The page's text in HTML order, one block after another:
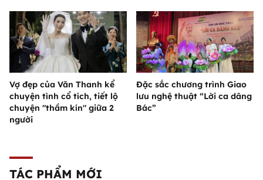
Vợ đẹp của Văn Thanh kể
chuyện tình cổ tích, tiết lộ
chuyện "thầm kín" giữa 2
người
Đặc sắc chương trình Giao
lưu nghệ thuật “Lời ca dâng
Bác”
TÁC PHẨM MỚI